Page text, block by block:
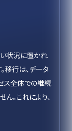
状況に置かれ
移行は、データ
ス全体での継続
。これにより、